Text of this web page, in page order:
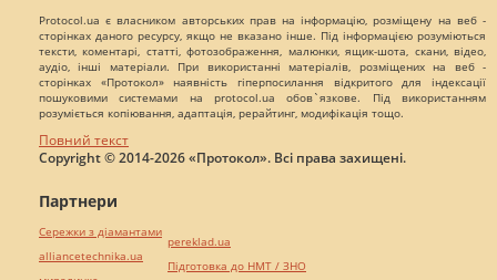
Protocol.ua є власником авторських прав на інформацію, розміщену на веб -
сторінках даного ресурсу, якщо не вказано інше. Під інформацією розуміються
тексти, коментарі, статті, фотозображення, малюнки, ящик-шота, скани, відео,
аудіо, інші матеріали. При використанні матеріалів, розміщених на веб -
сторінках «Протокол» наявність гіперпосилання відкритого для індексації
пошуковими системами на protocol.ua обов`язкове. Під використанням
розуміється копіювання, адаптація, рерайтинг, модифікація тощо.
Повний текст
Copyright © 2014-2026 «Протокол». Всі права захищені.
Партнери
Сережки з діамантами
alliancetechnika.ua
pereklad.ua
Підготовка до НМТ / ЗНО